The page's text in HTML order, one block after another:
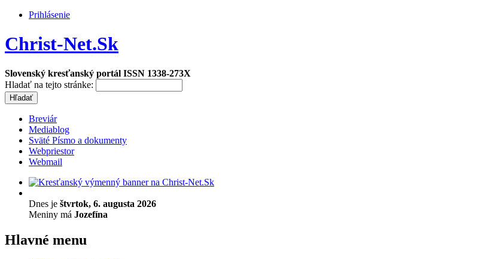
Prihlásenie
Christ-Net.Sk
Slovenský kresťanský portál ISSN 1338-273X
Hladať na tejto stránke:
Breviár
Mediablog
Sväté Písmo a dokumenty
Webpriestor
Webmail
Dnes je štvrtok, 6. augusta 2026
Meniny má Jozefína
Hlavné menu